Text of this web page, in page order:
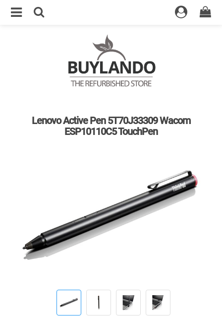
5% Rabatt für Ihren ersten Einkauf
Lenovo Active Pen 5T70J33309 Wacom
ESP10110C5 TouchPen